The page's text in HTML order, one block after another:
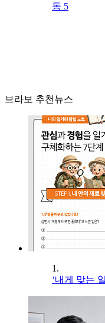
동 5
브라보 추천뉴스
1.
‘내게 맞는